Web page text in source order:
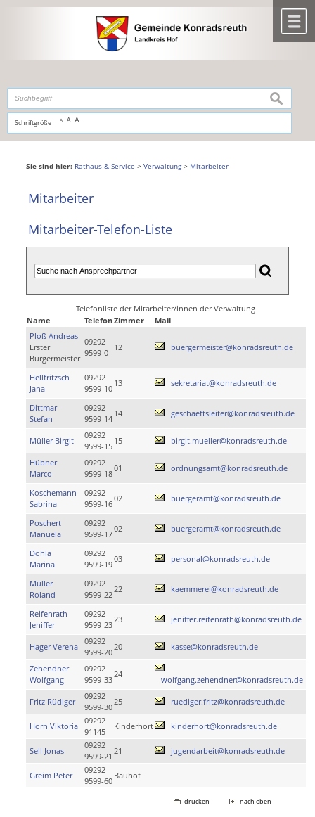
,zur Navigationoderzur Startseitespringen.
Schriftgröße A A A
suchen
Sie sind hier: Rathaus & Service > Verwaltung> Mitarbeiter
Mitarbeiter
Mitarbeiter-Telefon-Liste
Telefonliste der Mitarbeiter/innen der Verwaltung
Name
TelefonZimmer
Mail
Ploß Andreas
Erster
Bürgermeister
09292
9599-0
12 buergermeister@konradsreuth.de
Hellfritzsch
Jana
09292
9599-10
13 sekretariat@konradsreuth.de
Dittmar
Stefan
09292
9599-14
14 geschaeftsleiter@konradsreuth.de
Müller Birgit
09292
9599-15
15 birgit.mueller@konradsreuth.de
Hübner
Marco
09292
9599-18
01 ordnungsamt@konradsreuth.de
Koschemann
Sabrina
09292
9599-16
02 buergeramt@konradsreuth.de
Poschert
Manuela
09292
9599-17
02 buergeramt@konradsreuth.de
Döhla
Marina
09292
9599-19
03 personal@konradsreuth.de
Müller
Roland
09292
9599-22
22 kaemmerei@konradsreuth.de
Reifenrath
Jeniffer
09292
9599-23
23 jeniffer.reifenrath@konradsreuth.de
Hager Verena
09292
9599-20
20 kasse@konradsreuth.de
Zehendner
Wolfgang
09292
9599-33
24
wolfgang.zehendner@konradsreuth.de
Fritz Rüdiger
09292
9599-30
25 ruediger.fritz@konradsreuth.de
Horn Viktoria
09292
91145
Kinderhort kinderhort@konradsreuth.de
Sell Jonas
09292
9599-21
21 jugendarbeit@konradsreuth.de
Greim Peter
09292
9599-60
Bauhof
drucken nach oben